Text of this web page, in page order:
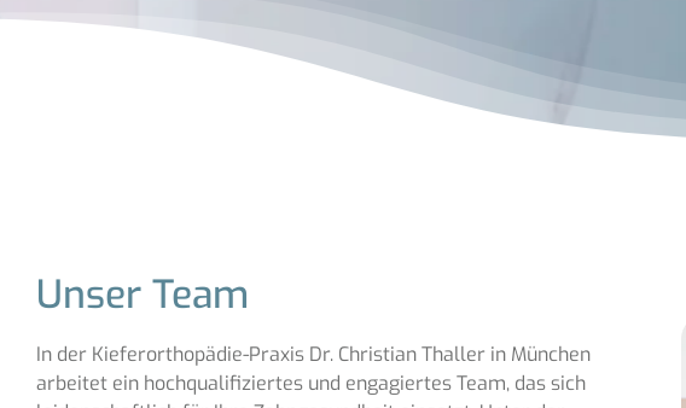
Unser Team
In der Kieferorthopädie-Praxis Dr. Christian Thaller in München
arbeitet ein hochqualifiziertes und engagiertes Team, das sich